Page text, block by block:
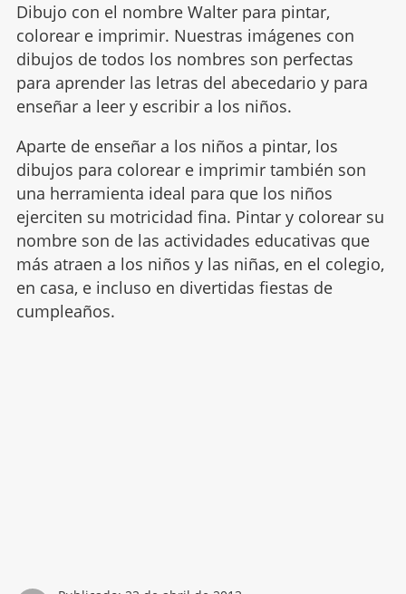
Dibujo con el nombre Walter para pintar,
colorear e imprimir. Nuestras imágenes con
dibujos de todos los nombres son perfectas
para aprender las letras del abecedario y para
enseñar a leer y escribir a los niños.
Aparte de enseñar a los niños a pintar, los
dibujos para colorear e imprimir también son
una herramienta ideal para que los niños
ejerciten su motricidad fina. Pintar y colorear su
nombre son de las actividades educativas que
más atraen a los niños y las niñas, en el colegio,
en casa, e incluso en divertidas fiestas de
cumpleaños.